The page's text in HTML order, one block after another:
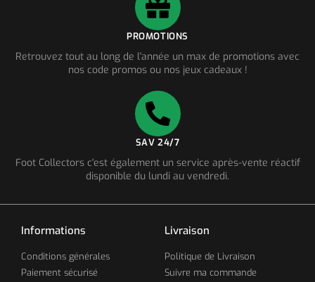
PROMOTIONS
Retrouvez tout au long de l'année un max de promotions avec
nos code promos ou nos jeux cadeaux !
SAV 24/7
Foot Collectors c'est également un service après-vente réactif
disponible du lundi au vendredi.
Informations
Conditions générales
Paiement sécurisé
Livraison
Politique de Livraison
Suivre ma commande